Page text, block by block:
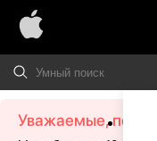
Уважаемые,